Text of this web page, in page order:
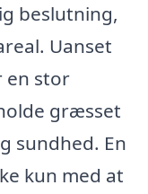
beslutning,
Uanset
en stor
græsset
sundhed. En
kun med at